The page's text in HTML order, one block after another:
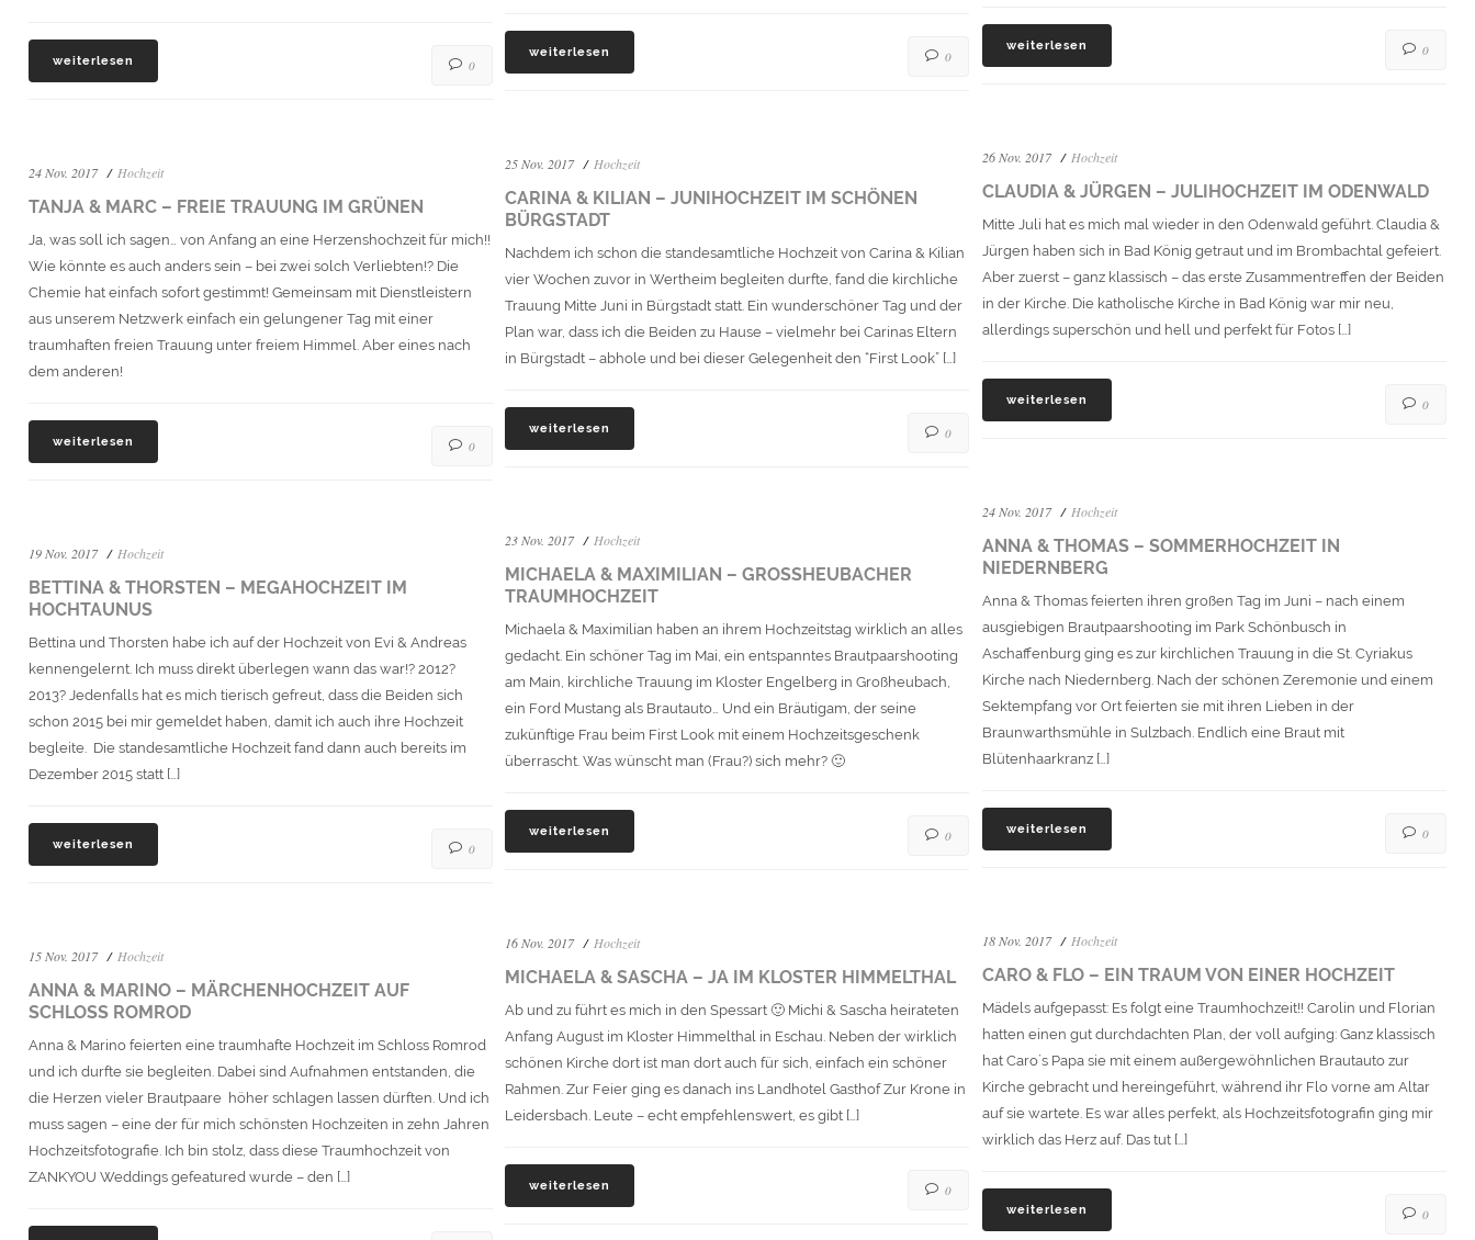
weiterlesen 0
weiterlesen 0
weiterlesen 0
26 Nov. 2017 Hochzeit
CLAUDIA & JÜRGEN – JULIHOCHZEIT IM ODENWALD
Mitte Juli hat es mich mal wieder in den Odenwald geführt. Claudia &
Jürgen haben sich in Bad König getraut und im Brombachtal gefeiert.
Aber zuerst – ganz klassisch – das erste Zusammentreffen der Beiden
in der Kirche. Die katholische Kirche in Bad König war mir neu,
allerdings superschön und hell und perfekt für Fotos […]
weiterlesen 0
25 Nov. 2017 Hochzeit
CARINA & KILIAN – JUNIHOCHZEIT IM SCHÖNEN
BÜRGSTADT
Nachdem ich schon die standesamtliche Hochzeit von Carina & Kilian
vier Wochen zuvor in Wertheim begleiten durfte, fand die kirchliche
Trauung Mitte Juni in Bürgstadt statt. Ein wunderschöner Tag und der
Plan war, dass ich die Beiden zu Hause – vielmehr bei Carinas Eltern
in Bürgstadt – abhole und bei dieser Gelegenheit den “First Look” […]
weiterlesen 0
24 Nov. 2017 Hochzeit
TANJA & MARC – FREIE TRAUUNG IM GRÜNEN
Ja, was soll ich sagen… von Anfang an eine Herzenshochzeit für mich!!
Wie könnte es auch anders sein – bei zwei solch Verliebten!? Die
Chemie hat einfach sofort gestimmt! Gemeinsam mit Dienstleistern
aus unserem Netzwerk einfach ein gelungener Tag mit einer
traumhaften freien Trauung unter freiem Himmel. Aber eines nach
dem anderen!
weiterlesen 0
24 Nov. 2017 Hochzeit
ANNA & THOMAS – SOMMERHOCHZEIT IN
NIEDERNBERG
Anna & Thomas feierten ihren großen Tag im Juni – nach einem
ausgiebigen Brautpaarshooting im Park Schönbusch in
Aschaffenburg ging es zur kirchlichen Trauung in die St. Cyriakus
Kirche nach Niedernberg. Nach der schönen Zeremonie und einem
Sektempfang vor Ort feierten sie mit ihren Lieben in der
Braunwarthsmühle in Sulzbach. Endlich eine Braut mit
Blütenhaarkranz […]
weiterlesen 0
23 Nov. 2017 Hochzeit
MICHAELA & MAXIMILIAN – GROSSHEUBACHER T
RAUMHOCHZEIT
Michaela & Maximilian haben an ihrem Hochzeitstag wirklich an alles
gedacht. Ein schöner Tag im Mai, ein entspanntes Brautpaarshooting
am Main, kirchliche Trauung im Kloster Engelberg in Großheubach,
ein Ford Mustang als Brautauto… Und ein Bräutigam, der seine
zukünftige Frau beim First Look mit einem Hochzeitsgeschenk
überrascht. Was wünscht man (Frau?) sich mehr? 🙂
weiterlesen 0
19 Nov. 2017 Hochzeit
BETTINA & THORSTEN – MEGAHOCHZEIT IM
HOCHTAUNUS
Bettina und Thorsten habe ich auf der Hochzeit von Evi & Andreas
kennengelernt. Ich muss direkt überlegen wann das war!? 2012?
2013? Jedenfalls hat es mich tierisch gefreut, dass die Beiden sich
schon 2015 bei mir gemeldet haben, damit ich auch ihre Hochzeit
begleite. Die standesamtliche Hochzeit fand dann auch bereits im
Dezember 2015 statt […]
weiterlesen 0
18 Nov. 2017 Hochzeit
CARO & FLO – EIN TRAUM VON EINER HOCHZEIT
Mädels aufgepasst: Es folgt eine Traumhochzeit!! Carolin und Florian
hatten einen gut durchdachten Plan, der voll aufging: Ganz klassisch
hat Caro´s Papa sie mit einem außergewöhnlichen Brautauto zur
Kirche gebracht und hereingeführt, während ihr Flo vorne am Altar
auf sie wartete. Es war alles perfekt, als Hochzeitsfotografin ging mir
wirklich das Herz auf. Das tut […]
weiterlesen 0
16 Nov. 2017 Hochzeit
MICHAELA & SASCHA – JA IM KLOSTER HIMMELTHAL
Ab und zu führt es mich in den Spessart 🙂 Michi & Sascha heirateten
Anfang August im Kloster Himmelthal in Eschau. Neben der wirklich
schönen Kirche dort ist man dort auch für sich, einfach ein schöner
Rahmen. Zur Feier ging es danach ins Landhotel Gasthof Zur Krone in
Leidersbach. Leute – echt empfehlenswert, es gibt […]
weiterlesen 0
15 Nov. 2017 Hochzeit
ANNA & MARINO – MÄRCHENHOCHZEIT AUF
SCHLOSS ROMROD
Anna & Marino feierten eine traumhafte Hochzeit im Schloss Romrod
und ich durfte sie begleiten. Dabei sind Aufnahmen entstanden, die
die Herzen vieler Brautpaare höher schlagen lassen dürften. Und ich
muss sagen – eine der für mich schönsten Hochzeiten in zehn Jahren
Hochzeitsfotografie. Ich bin stolz, dass diese Traumhochzeit von
ZANKYOU Weddings gefeatured wurde – den […]